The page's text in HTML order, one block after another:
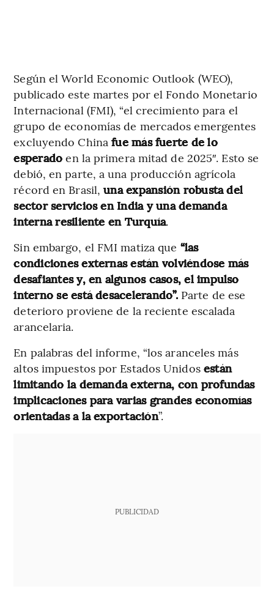
Según el World Economic Outlook (WEO),
publicado este martes por el Fondo Monetario
Internacional (FMI), “el crecimiento para el
grupo de economías de mercados emergentes
excluyendo Chinafue más fuerte de lo
esperado en la primera mitad de 2025″. Esto se
debió, en parte, a una producción agrícola
récord en Brasil,una expansión robusta del
sector servicios en India y una demanda
interna resiliente en Turquía.
Sin embargo, el FMI matiza que “las
condiciones externas están volviéndose más
desafiantes y, en algunos casos, el impulso
interno se está desacelerando”.Parte de ese
deterioro proviene de la reciente escalada
arancelaria.
En palabras del informe, “los aranceles más
altos impuestos por Estados Unidos están
limitando la demanda externa, con profundas
implicaciones para varias grandes economías
orientadas a la exportación”.
PUBLICIDAD